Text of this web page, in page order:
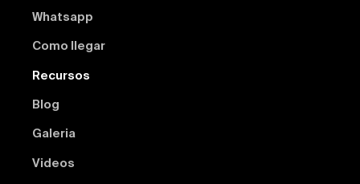
Whatsapp
Como llegar
Recursos
Blog
Galeria
Videos